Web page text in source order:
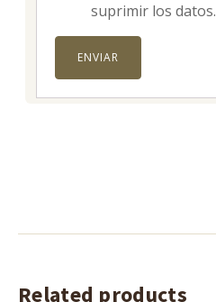
suprimir los datos.
Related products